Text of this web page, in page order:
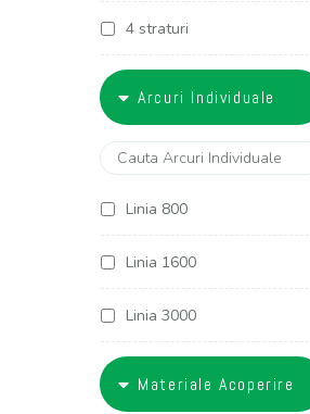
4 straturi
Arcuri Individuale
Linia 800
Linia 1600
Linia 3000
Materiale Acoperire